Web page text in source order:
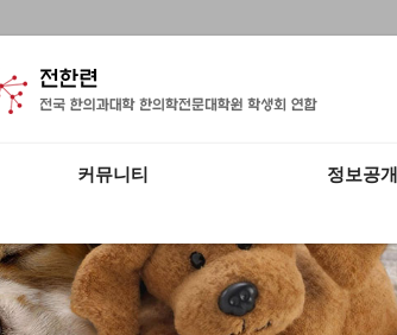
커뮤니티 정보공개